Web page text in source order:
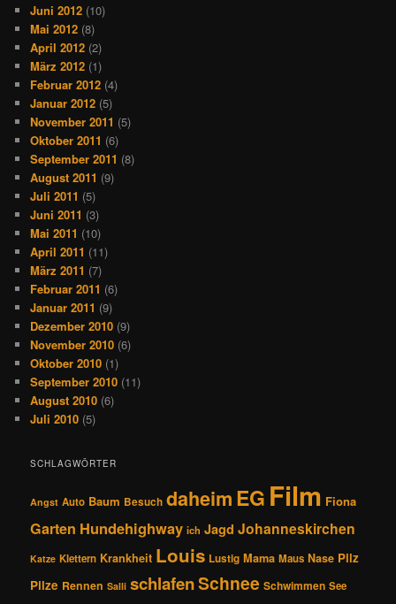
Juni 2012 (10)
Mai 2012 (8)
April 2012 (2)
März 2012 (1)
Februar 2012 (4)
Januar 2012 (5)
November 2011 (5)
Oktober 2011 (6)
September 2011 (8)
August 2011 (9)
Juli 2011 (5)
Juni 2011 (3)
Mai 2011 (10)
April 2011 (11)
März 2011 (7)
Februar 2011 (6)
Januar 2011 (9)
Dezember 2010 (9)
November 2010 (6)
Oktober 2010 (1)
September 2010 (11)
August 2010 (6)
Juli 2010 (5)
SCHLAGWÖRTER
Angst Auto Baum Besuch daheimEG Film Fiona
Garten Hundehighway ich Jagd Johanneskirchen
Katze Klettern Krankheit Louis Lustig Mama Maus Nase Pilz
Pilze Rennen Salli schlafenSchnee Schwimmen See